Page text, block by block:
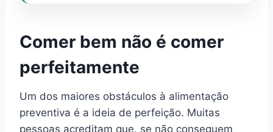
Comer bem não é comer
perfeitamente
Um dos maiores obstáculos à alimentação
preventiva é a ideia de perfeição. Muitas
pessoas acreditam que, se não conseguem